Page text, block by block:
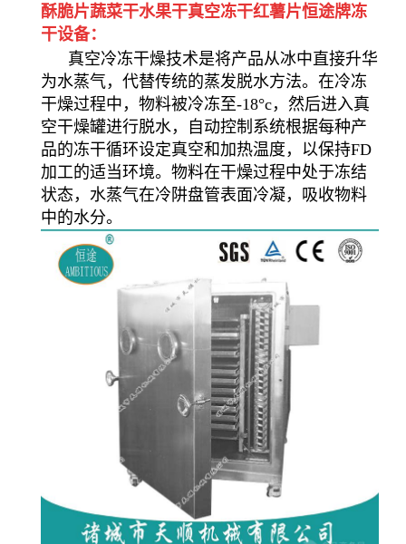
酥脆片蔬菜干水果干真空冻干红薯片恒途牌冻
干设备：
真空冷冻干燥技术是将产品从冰中直接升华
为水蒸气，代替传统的蒸发脱水方法。在冷冻
干燥过程中，物料被冷冻至-18°c，然后进入真
空干燥罐进行脱水，自动控制系统根据每种产
品的冻干循环设定真空和加热温度，以保持FD
加工的适当环境。物料在干燥过程中处于冻结
状态，水蒸气在冷阱盘管表面冷凝，吸收物料
中的水分。